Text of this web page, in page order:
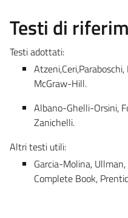
Testi di
Testi adottati:
McGraw-Hill.
Albano-Ghelli-Orsini,
Zanichelli.
Altri testi utili:
Garcia-Molina,
Complete Book,